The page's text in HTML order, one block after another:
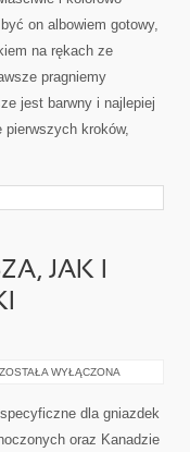
on albowiem gotowy,
na rękach ze
pragniemy
jest barwny i najlepiej
pierwszych kroków,
JAK I
KAŻDY
KALISZA,
JAK
ZOSTAŁA WYŁĄCZONA
dla gniazdek
oraz Kanadzie